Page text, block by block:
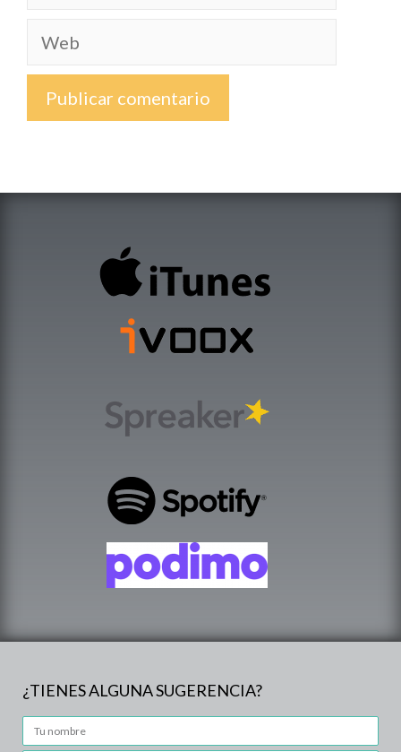
¿TIENES ALGUNA SUGERENCIA?